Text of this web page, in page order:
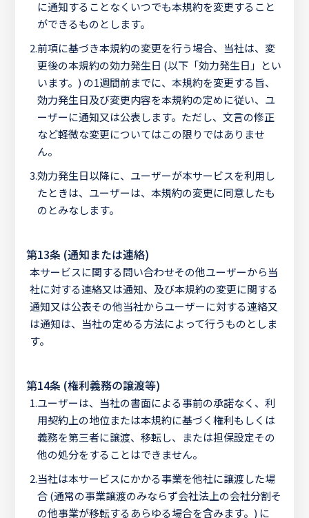
に通知することなくいつでも本規約を変更すること
ができるものとします。
2.前項に基づき本規約の変更を行う場合、当社は、変
更後の本規約の効力発生日 (以下「効力発生日」とい
います。) の1週間前までに、本規約を変更する旨、
効力発生日及び変更内容を本規約の定めに従い、ユ
ーザーに通知又は公表します。ただし、文言の修正
など軽微な変更についてはこの限りではありませ
ん。
3.効力発生日以降に、ユーザーが本サービスを利用し
たときは、ユーザーは、本規約の変更に同意したも
のとみなします。
第13条 (通知または連絡)
本サービスに関する問い合わせその他ユーザーから当
社に対する連絡又は通知、及び本規約の変更に関する
通知又は公表その他当社からユーザーに対する連絡又
は通知は、当社の定める方法によって行うものとしま
す。
第14条 (権利義務の譲渡等)
1.ユーザーは、当社の書面による事前の承諾なく、利
用契約上の地位または本規約に基づく権利もしくは
義務を第三者に譲渡、移転し、または担保設定その
他の処分をすることはできません。
2.当社は本サービスにかかる事業を他社に譲渡した場
合 (通常の事業譲渡のみならず会社法上の会社分割そ
の他事業が移転するあらゆる場合を含みます。) に